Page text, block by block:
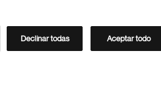
Directorio de Novartis
Declinar todas Aceptar todo